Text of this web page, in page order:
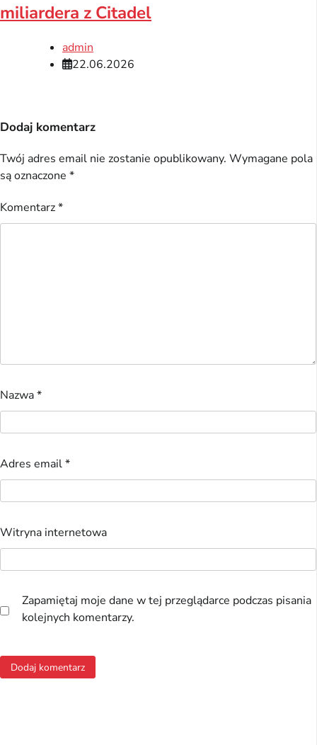
miliardera z Citadel
admin
22.06.2026
Dodaj komentarz
Twój adres email nie zostanie opublikowany. Wymagane pola
są oznaczone *
Komentarz*
Nazwa*
Adres email*
Witryna internetowa
Zapamiętaj moje dane w tej przeglądarce podczas pisania
kolejnych komentarzy.